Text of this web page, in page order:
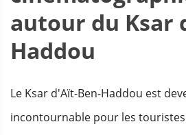
autour du Ksar
Haddou
Le Ksar d'Aït-Ben-Haddou est
incontournable pour les